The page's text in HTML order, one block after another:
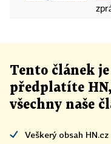
Tento článek je
předplatíte
všechny naše
Veškerý obsah HN.cz